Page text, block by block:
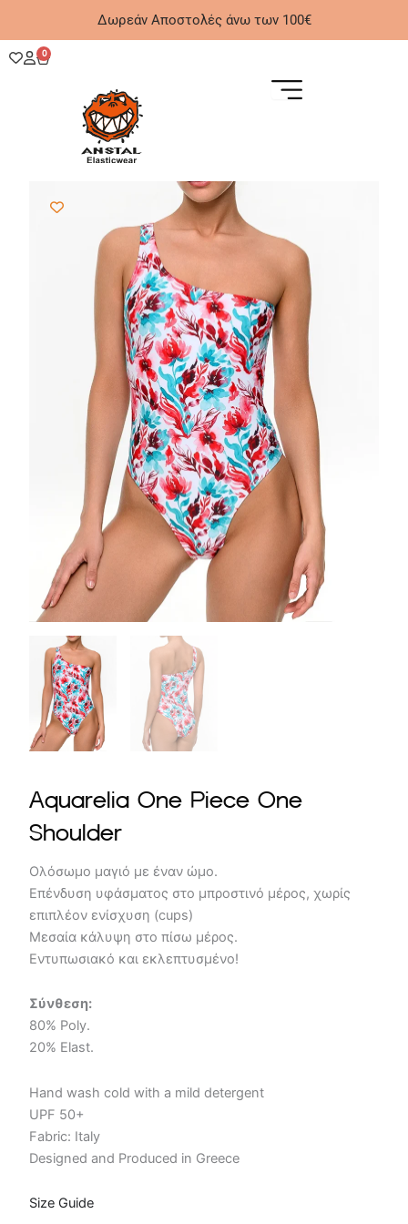
περιεχόμενο
Δωρεάν Αποστολές άνω των 100€
0
Cart
Aquarelia One Piece One
Shoulder
Ολόσωμο μαγιό με έναν ώμο.
Επένδυση υφάσματος στο μπροστινό μέρος, χωρίς
επιπλέον ενίσχυση (cups)
Μεσαία κάλυψη στο πίσω μέρος.
Εντυπωσιακό και εκλεπτυσμένο!
Σύνθεση:
80% Poly.
20% Elast.
Hand wash cold with a mild detergent
UPF 50+
Fabric: Italy
Designed and Produced in Greece
Size Guide